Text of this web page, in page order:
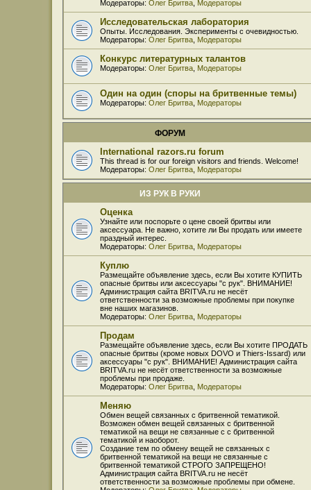
Модераторы: Олег Бритва Модераторы
Исследовательская лаборатория
Опыты. Исследования. Эксперименты с очевидностью.
Модераторы: Олег Бритва Модераторы
Конкурс литературных талантов
Модераторы: Олег Бритва Модераторы
Один на один (споры на бритвенные темы)
Модераторы: Олег Бритва Модераторы
ФОРУМ
International razors.ru forum
This thread is for our foreign visitors and friends. Welcome!
Модераторы: Олег Бритва Модераторы
ИЗ РУК В РУКИ
Оценка
Узнайте или поспорьте о цене своей бритвы или
аксессуара. Не важно, хотите ли Вы продать или имеете
праздный интерес.
Модераторы: Олег Бритва Модераторы
Куплю
Размещайте объявление здесь, если Вы хотите КУПИТЬ
опасные бритвы или аксессуары "с рук". ВНИМАНИЕ!
Администрация сайта BRITVA.ru не несёт
ответственности за возможные проблемы при покупке
вне наших магазинов.
Модераторы: Олег Бритва Модераторы
Продам
Размещайте объявление здесь, если Вы хотите ПРОДАТЬ
опасные бритвы (кроме новых DOVO и Thiers-Issard) или
аксессуары "с рук". ВНИМАНИЕ! Администрация сайта
BRITVA.ru не несёт ответственности за возможные
проблемы при продаже.
Модераторы: Олег Бритва Модераторы
Меняю
Обмен вещей связанных с бритвенной тематикой.
Возможен обмен вещей связанных с бритвенной
тематикой на вещи не связанные с с бритвенной
тематикой и наоборот.
Создание тем по обмену вещей не связанных с
бритвенной тематикой на вещи не связанные с
бритвенной тематикой СТРОГО ЗАПРЕЩЕНО!
Администрация сайта BRITVA.ru не несёт
ответственности за возможные проблемы при обмене.